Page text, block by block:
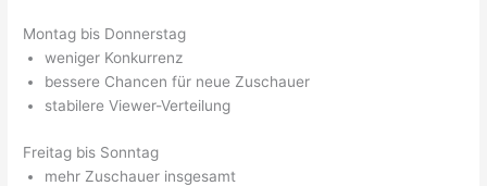
Montag bis Donnerstag
weniger Konkurrenz
bessere Chancen für neue Zuschauer
stabilere Viewer-Verteilung
Freitag bis Sonntag
mehr Zuschauer insgesamt